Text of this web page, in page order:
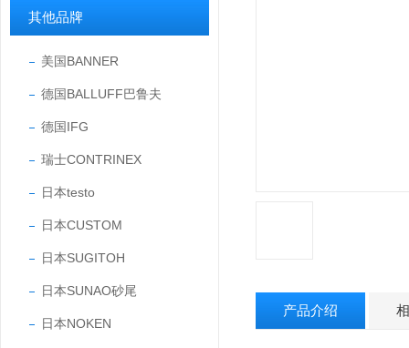
其他品牌
美国BANNER
德国BALLUFF巴鲁夫
德国IFG
瑞士CONTRINEX
日本testo
日本CUSTOM
日本SUGITOH
日本SUNAO砂尾
日本NOKEN
产品介绍